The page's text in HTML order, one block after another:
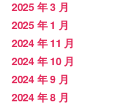
2025 年 3 月
2025 年 1 月
2024 年 11 月
2024 年 10 月
2024 年 9 月
2024 年 8 月